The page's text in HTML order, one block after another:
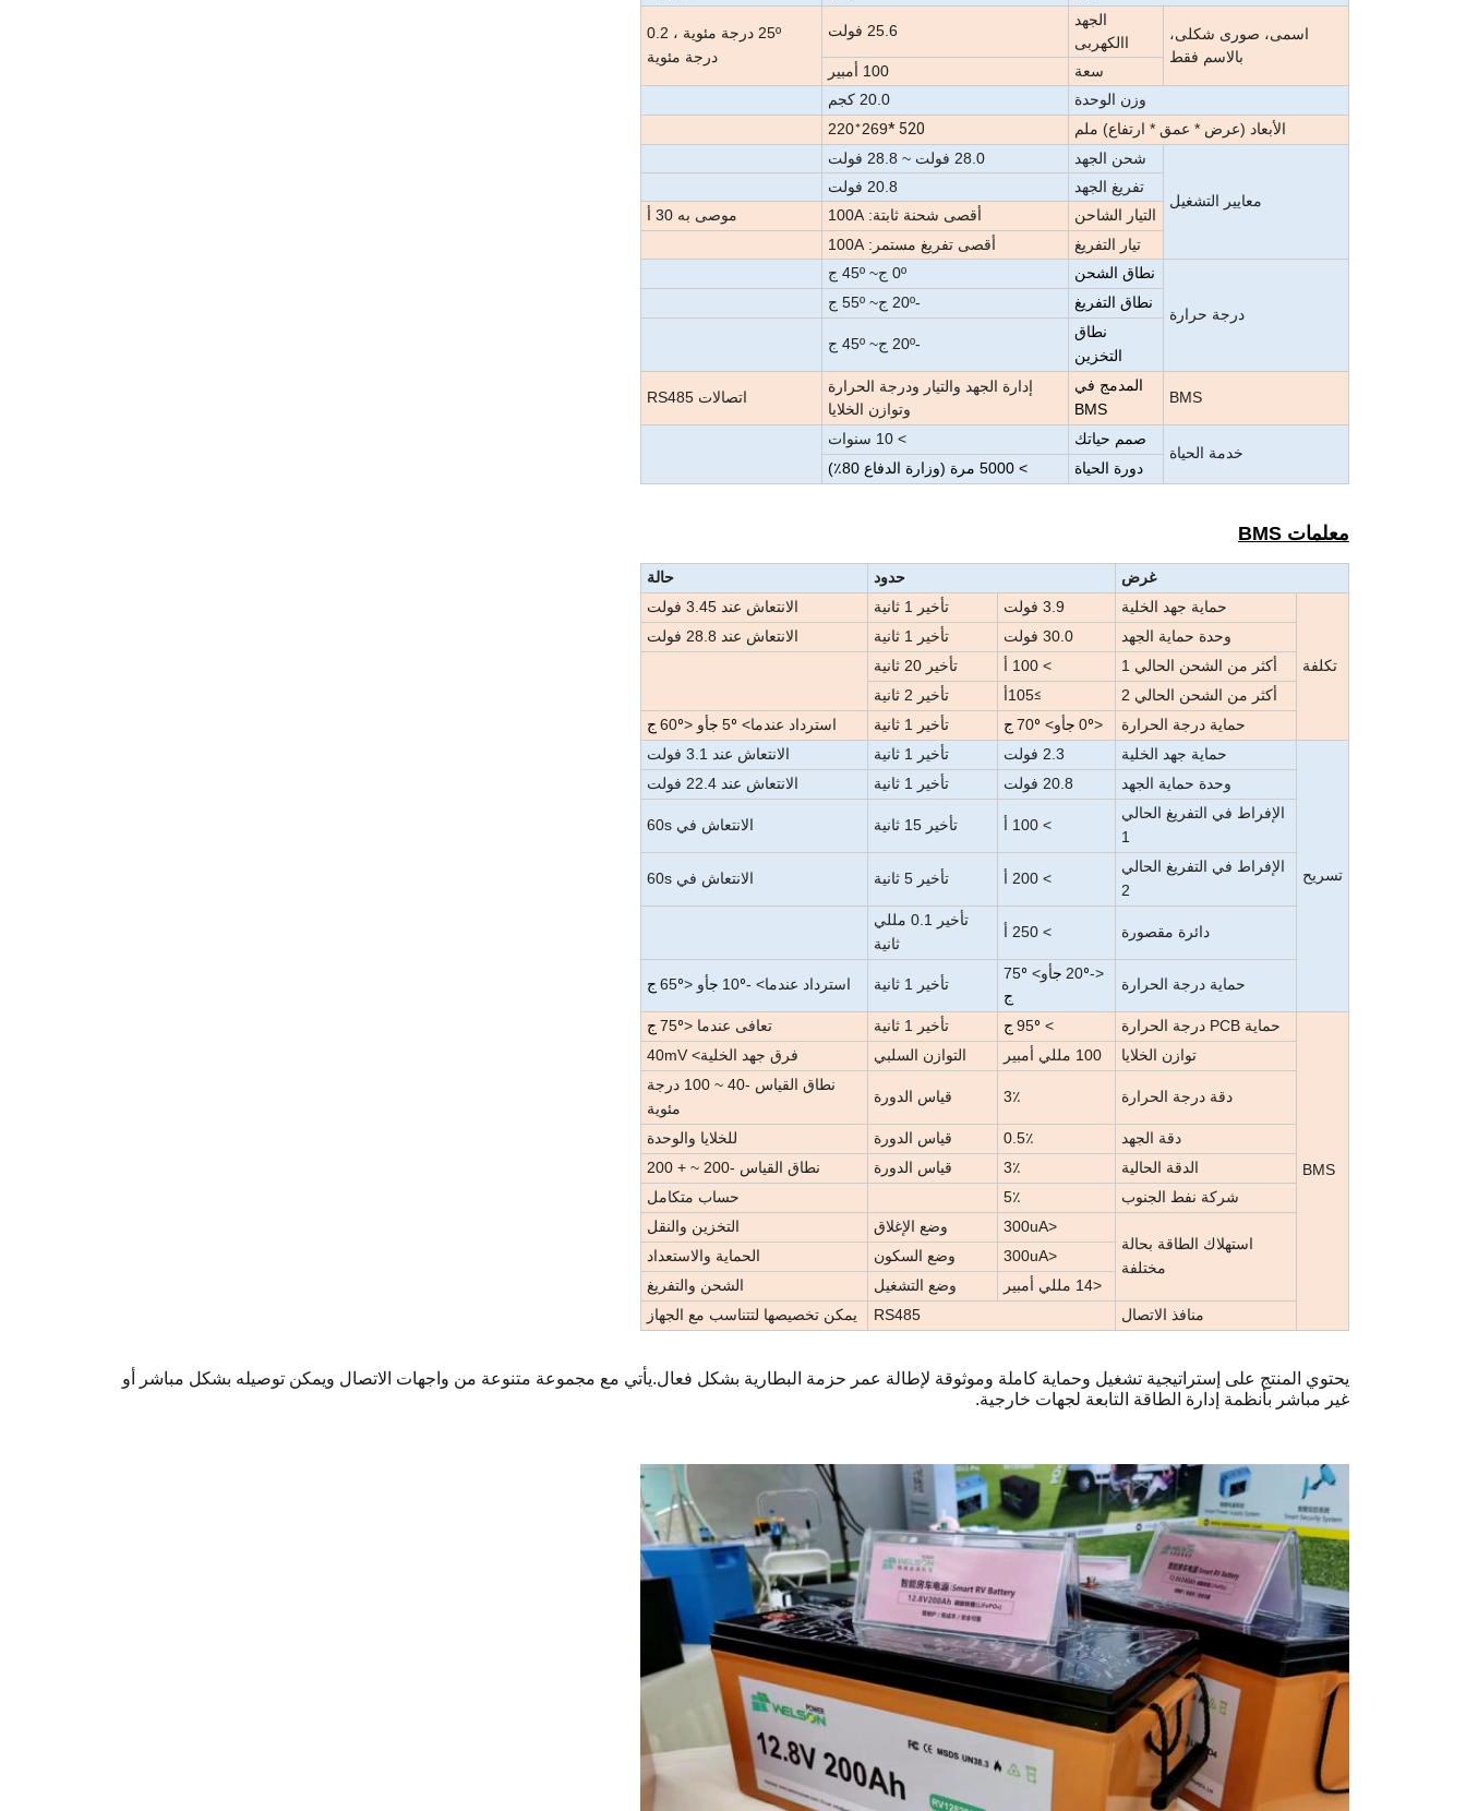
اسمى، صورى شكلى،
بالاسم فقط
الجهد
االكهربى
25.6 فولت 25
º درجة مئوية ، 0.2
درجة مئوية
سعة
100 أمبير
وزن الوحدة
20.0 كجم
الأبعاد (عرض * عمق * ارتفاع) ملم
520 *
269
*
220
معايير التشغيل
شحن الجهد
28.0 فولت ~ 28.8 فولت
تفريغ الجهد
20.8 فولت
التيار الشاحن
أقصى شحنة ثابتة: 100A
موصى به 30 أ
تيار التفريغ
أقصى تفريغ مستمر: 100A
درجة حرارة
نطاق الشحن 0º ج ~ 45 º ج
نطاق التفريغ
-20º ج ~ 55 º ج
نطاق
التخزين
-20º ج ~ 45 º ج
BMS
المدمج في
BMS
إدارة الجهد والتيار ودرجة الحرارة
وتوازن الخلايا
اتصالات RS485
خدمة الحياة
صمم حياتك
> 10 سنوات
دورة الحياة
> 5000 مرة (وزارة الدفاع 80٪)
معلمات BMS
غرض حدود حالة
تكلفة
حماية جهد الخلية 3.9 فولت تأخير 1 ثانية
الانتعاش عند 3.45 فولت
وحدة حماية الجهد
30.0 فولت تأخير 1 ثانية
الانتعاش عند 28.8 فولت
أكثر من الشحن الحالي 1
> 100 أ
تأخير 20 ثانية
أكثر من الشحن الحالي 2
≥
105أ
تأخير 2 ثانية
حماية درجة الحرارة
<0º ج أو> 70 º ج تأخير 1 ثانية استرداد عندما> 5 º ج أو <60º ج
تسريح
حماية جهد الخلية 2.3 فولت تأخير 1 ثانية
الانتعاش عند 3.1 فولت
وحدة حماية الجهد
20.8 فولت تأخير 1 ثانية
الانتعاش عند 22.4 فولت
الإفراط في التفريغ الحالي
1
> 100 أ تأخير 15 ثانية الانتعاش في 60s
الإفراط في التفريغ الحالي
2
> 200 أ تأخير 5 ثانية الانتعاش في 60s
دائرة مقصورة > 250 أ
تأخير 0.1 مللي
ثانية
حماية درجة الحرارة
<-20º ج أو> 75 º
ج
تأخير 1 ثانية استرداد عندما> -10º ج أو <65º ج
BMS
حماية PCB درجة الحرارة > 95 º ج تأخير 1 ثانية تعافى عندما <75º ج
توازن الخلايا 100 مللي أمبير التوازن السلبي فرق جهد الخلية> 40mV
دقة درجة الحرارة 3٪ قياس الدورة
نطاق القياس -40 ~ 100 درجة
مئوية
دقة الجهد
0.5٪ قياس الدورة
للخلايا والوحدة
الدقة الحالية
3٪ قياس الدورة
نطاق القياس -200 ~ + 200
شركة نفط الجنوب
5٪ حساب متكامل
استهلاك الطاقة بحالة
مختلفة
<300uA وضع الإغلاق
التخزين والنقل
<300uA
وضع السكون
الحماية والاستعداد
<14 مللي أمبير
وضع التشغيل
الشحن والتفريغ
منافذ الاتصال
RS485 يمكن تخصيصها لتتناسب مع الجهاز
يحتوي المنتج على إستراتيجية تشغيل وحماية كاملة وموثوقة لإطالة عمر حزمة البطارية بشكل فعال.يأتي مع مجموعة متنوعة من واجهات الاتصال ويمكن توصيله بشكل مباشر أو
غير مباشر بأنظمة إدارة الطاقة التابعة لجهات خارجية.